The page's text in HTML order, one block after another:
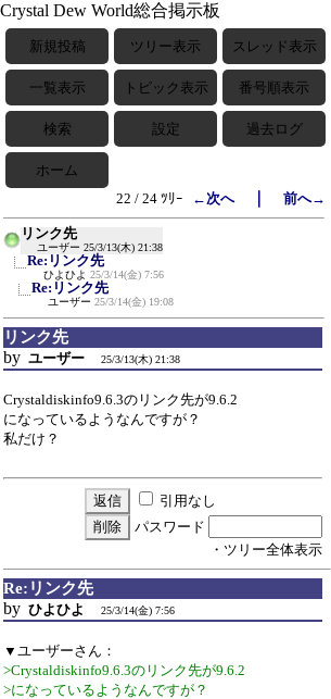
Crystal Dew World総合掲示板
新規投稿 ツリー表示 スレッド表示
一覧表示 トピック表示 番号順表示
検索 設定 過去ログ
ホーム
22 / 24 ﾂﾘｰ
←次へ｜ 前へ→
リンク先
ユーザー 25/3/13(木) 21:38
Re:リンク先
ひよひよ 25/3/14(金) 7:56
Re:リンク先
ユーザー 25/3/14(金) 19:08
リンク先
by ユーザー 25/3/13(木) 21:38
Crystaldiskinfo9.6.3のリンク先が9.6.2
になっているようなんですが？
私だけ？
引用なし
パスワード
・ツリー全体表示
Re:リンク先
by ひよひよ 25/3/14(金) 7:56
▼ユーザーさん：
>Crystaldiskinfo9.6.3のリンク先が9.6.2
>になっているようなんですが？